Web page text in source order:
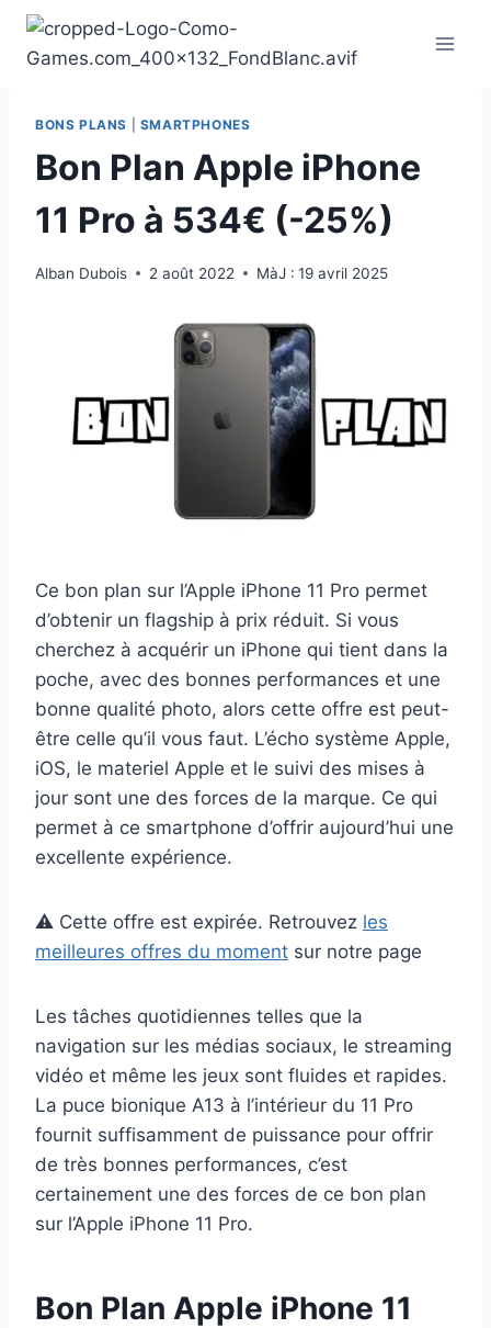
Aller
contenu
BONS PLANS SMARTPHONES
Bon Plan Apple iPhone
11 Pro à 534€ (-25%)
Alban Dubois 2 août 2022 MàJ : 19 avril 2025
Ce bon plan sur l’Apple iPhone 11 Pro permet
d’obtenir un flagship à prix réduit. Si vous
cherchez à acquérir un iPhone qui tient dans la
poche, avec des bonnes performances et une
bonne qualité photo, alors cette offre est peut-
être celle qu’il vous faut. L’écho système Apple,
iOS, le materiel Apple et le suivi des mises à
jour sont une des forces de la marque. Ce qui
permet à ce smartphone d’offrir aujourd’hui une
excellente expérience.
⚠️ Cette offre est expirée. Retrouvez les
meilleures offres du moment sur notre page
Les tâches quotidiennes telles que la
navigation sur les médias sociaux, le streaming
vidéo et même les jeux sont fluides et rapides.
La puce bionique A13 à l’intérieur du 11 Pro
fournit suffisamment de puissance pour offrir
de très bonnes performances, c’est
certainement une des forces de ce bon plan
sur l’Apple iPhone 11 Pro.
Bon Plan Apple iPhone 11